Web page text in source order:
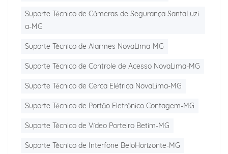
Suporte Técnico de Câmeras de Segurança SantaLuzi
a-MG
Suporte Técnico de Alarmes NovaLima-MG
Suporte Técnico de Controle de Acesso NovaLima-MG
Suporte Técnico de Cerca Elétrica NovaLima-MG
Suporte Técnico de Portão Eletrônico Contagem-MG
Suporte Técnico de Vídeo Porteiro Betim-MG
Suporte Técnico de Interfone BeloHorizonte-MG